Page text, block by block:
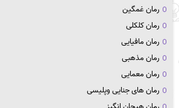
رمان غمگین
رمان کلکلی
رمان مافیایی
رمان مذهبی
رمان معمایی
رمان های جنایی وپلیسی